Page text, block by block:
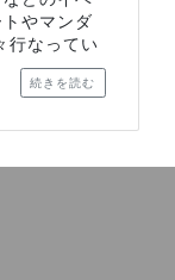
やマンダ
行なってい
続きを読む